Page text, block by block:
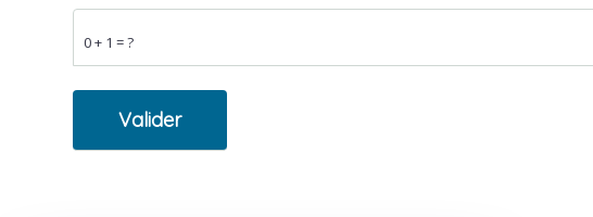
0 + 1 = ?